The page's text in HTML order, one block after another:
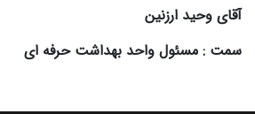
آقای وحید ارزنین
سمت : مسئول واحد بهداشت حرفه ای